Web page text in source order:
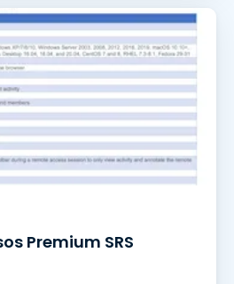
Premium SRS